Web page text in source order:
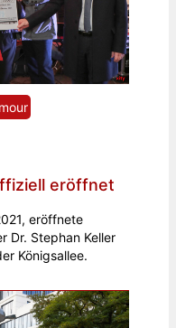
eröffnet
eröffnete
Dr. Stephan Keller
Königsallee.